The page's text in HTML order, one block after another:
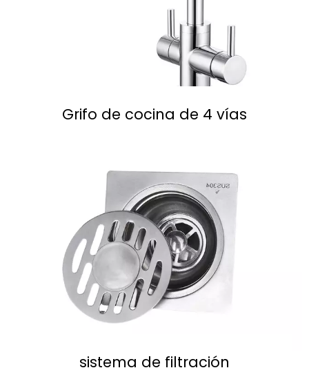
Grifo de cocina de 4 vías
sistema de filtración